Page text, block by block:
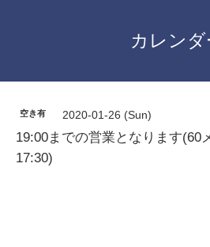
カレンダ
空き有 2020-01-26 (Sun)
19:00までの営業となります(60
17:30)